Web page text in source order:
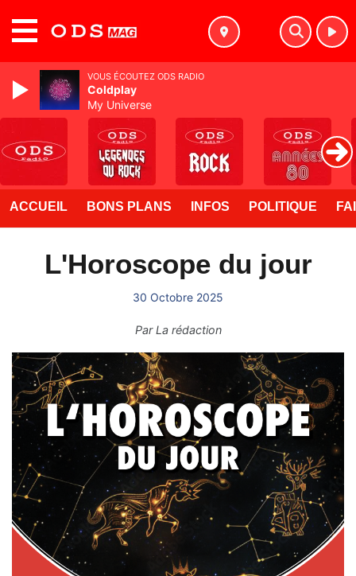
ACCUEIL BONS PLANS INFOS POLITIQUE
L'Horoscope du jour
30 Octobre 2025
ParLa rédaction
VOUS ÉCOUTEZ ODS RADIO
Coldplay
My Universe